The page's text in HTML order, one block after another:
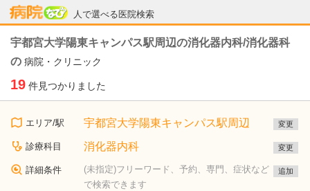
人で選べる医院検索
病院なび
宇都宮大学陽東キャンパス駅周辺の消化器内科/消化器科
の 病院・クリニック
19 件見つかりました
エリア/駅 宇都宮大学陽東キャンパス駅周辺 変更
診療科目 消化器内科 変更
詳細条件
(未指定)フリーワード、予約、専門、症状など
で検索できます
追加